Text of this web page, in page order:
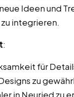
Ideen und
integrieren.
:
für
zu
in Neuried zu